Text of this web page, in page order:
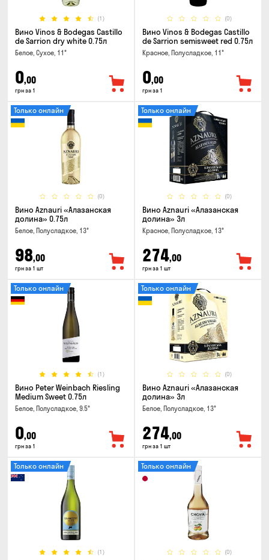
(1)
Вино Vinos & Bodegas Castillo
de Sarrion dry white 0.75л
Белое, Сухое, 11°
0,00
грн за 1
(0)
Вино Vinos & Bodegas Castillo
de Sarrion semisweet red 0.75л
Красное, Полусладкое, 11°
0,00
грн за 1
(0)
Только онлайн
Вино Aznauri «Алазанская
долина» 0.75л
Белое, Полусладкое, 13°
98,00
грн за 1 шт
(0)
Только онлайн
Вино Aznauri «Алазанская
долина» 3л
Красное, Полусладкое, 13°
274,00
грн за 1 шт
(1)
Только онлайн
Вино Peter Weinbach Riesling
Medium Sweet 0.75л
Белое, Полусладкое, 9.5°
0,00
грн за 1
(0)
Только онлайн
Вино Aznauri «Алазанская
долина» 3л
Белое, Полусладкое, 13°
274,00
грн за 1 шт
(1)
Только онлайн
(0)
Только онлайн